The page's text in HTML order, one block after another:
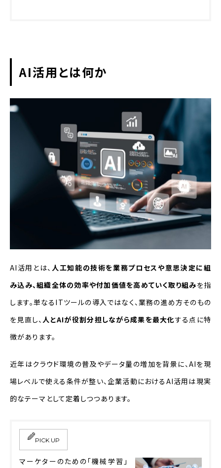
AIガバナンスの重要性
企業が整備すべきAIガイドライン
安全にAI活用するための技術対策
部門別：AI活用できる業務領域
マーケティングでのAI活用
営業・サポートのAI活用
人事のAI活用
製造・物流・小売のAI活用
AI活用に関するよくある質問（FAQ）
質問①AIを導入する前に何を準備すべ
き？
質問②どの業務からAI活用を始める
質問④AIガバナンスで最初に決めるべ
きことは？
まとめ
AI活用とは何か
AI活用とは、 人工知能の技術を業務プロセスや意思決定に組
み込み、組織全体の効率や付加価値を高めていく取り組みを指
します。単なるITツールの導入ではなく、業務の進め方そのもの
を見直し、人とAIが役割分担しながら成果を最大化する点に特
徴があります。
近年はクラウド環境の普及やデータ量の増加を背景に、AIを現
場レベルで使える条件が整い、企業活動におけるAI活用は現実
的なテーマとして定着しつつあります。
PICK UP
マーケターのための「機械学習」